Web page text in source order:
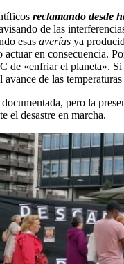
reclamando desde
de las
esas averías ya
actuar en consecuencia.
de «enfriar el planeta». Si
de las
pero la
el desastre en marcha.